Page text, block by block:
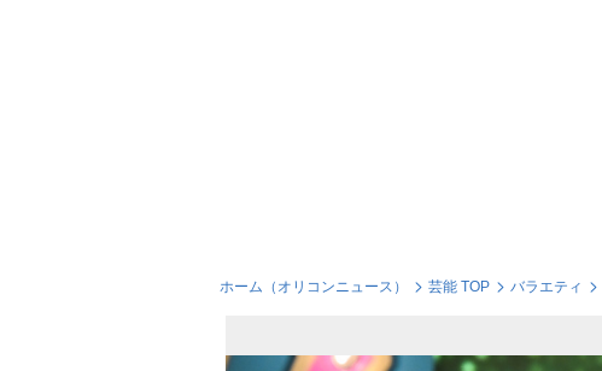
ホーム（オリコンニュース） 芸能 TOP バラエティ